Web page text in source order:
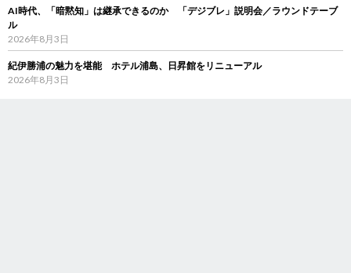
AI時代、「暗黙知」は継承できるのか 「デジブレ」説明会／ラウンドテーブ
ル
2026年8月3日
紀伊勝浦の魅力を堪能 ホテル浦島、日昇館をリニューアル
2026年8月3日